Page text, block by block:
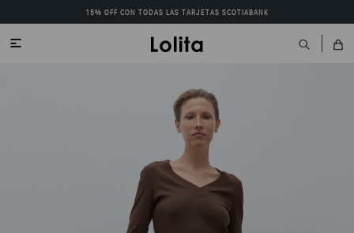
15% OFF CON TODAS LAS TARJETAS SCOTIABANK
